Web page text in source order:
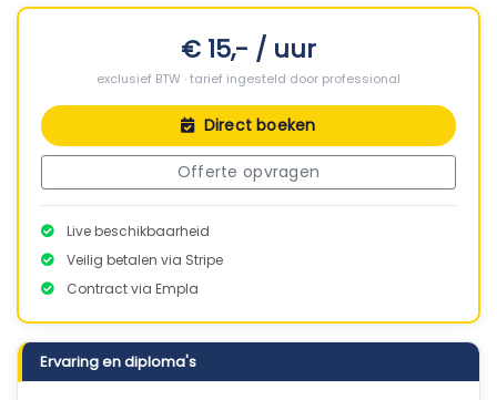
€ 15,- / uur
exclusief BTW · tarief ingesteld door professional
Direct boeken
Offerte opvragen
Live beschikbaarheid
Veilig betalen via Stripe
Contract via Empla
Ervaring en diploma's